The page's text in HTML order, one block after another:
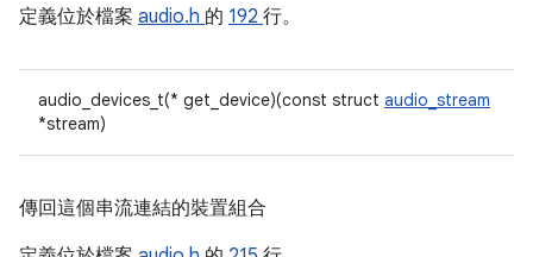
定義位於檔案 audio.h 的 192 行。
audio_devices_t(* get_device)(const struct audio_stream
*stream)
傳回這個串流連結的裝置組合